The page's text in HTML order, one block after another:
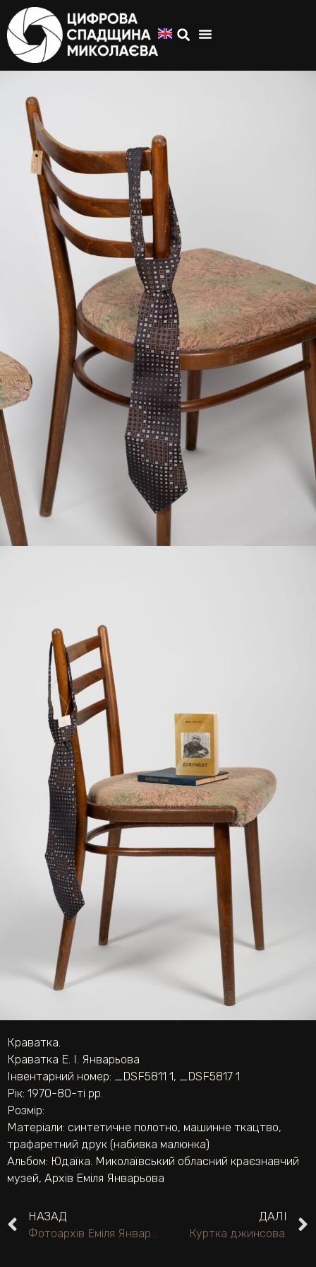
Краватка.
Краватка Е. І. Январьова
Інвентарний номер: _DSF5811 1, _DSF5817 1
Рік: 1970-80-ті рр.
Розмір:
Матеріали: синтетичне полотно, машинне ткацтво,
трафаретний друк (набивка малюнка)
Альбом: Юдаїка. Миколаївський обласний краєзнавчий
музей, Архів Еміля Январьова
НАЗАД
Фотоархів Еміля Январьова.
ДАЛІ
Куртка джинсова.